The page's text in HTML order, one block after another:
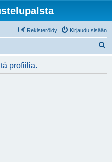
Kirjaudu sisään
Rekisteröidy
profiilia.